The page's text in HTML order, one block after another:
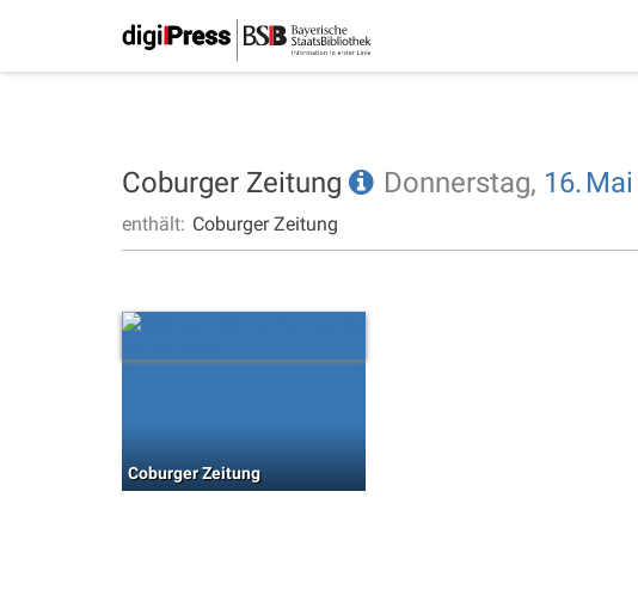
Coburger Zeitung Donnerstag, 16. Mai
enthält: Coburger Zeitung
Coburger Zeitung